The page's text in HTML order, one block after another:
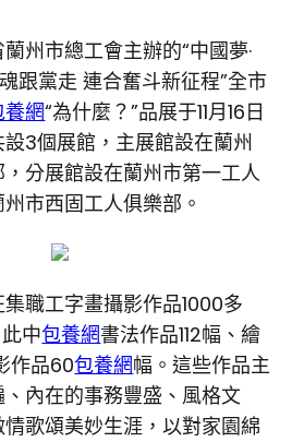
州市總工會主辦的“中國夢·
跟黨走 連合奮斗新征程”全市
養網“為什麼？”品展于11月16日
3個展館，主展館設在蘭州
分展館設在蘭州市第一工人
州市西固工人俱樂部。
職工字畫攝影作品1000多
中包養網書法作品112幅、繪
作品60包養網幅。這些作品主
內在的事務豐盛、風格文
歌頌美妙生涯，以對家園綿